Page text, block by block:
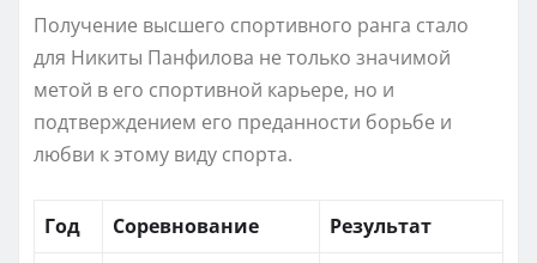
Получение высшего спортивного ранга стало
для Никиты Панфилова не только значимой
метой в его спортивной карьере, но и
подтверждением его преданности борьбе и
любви к этому виду спорта.
Год Соревнование
Результат